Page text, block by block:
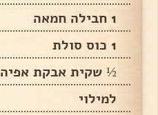
1 חבילה חמאה
1 כוס סולת
½ שקית אבקת אפיה
למילוי